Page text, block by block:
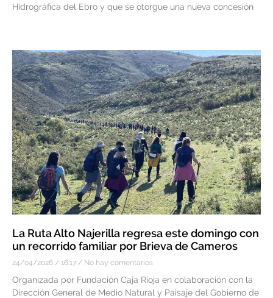
Hidrográfica del Ebro y que se otorgue una nueva concesión
La Ruta Alto Najerilla regresa este domingo con
un recorrido familiar por Brieva de Cameros
24/04/2026 16:17 No hay comentarios
Organizada por Fundación Caja Rioja en colaboración con la
Dirección General de Medio Natural y Paisaje del Gobierno de